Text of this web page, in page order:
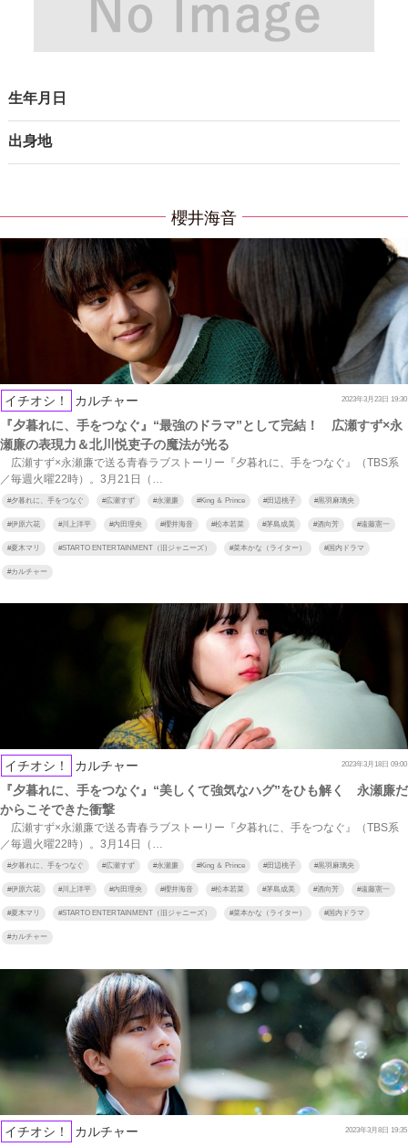
生年月日
出身地
櫻井海音
イチオシ！ カルチャー 2023年3月23日 19:30
『夕暮れに、手をつなぐ』“最強のドラマ”として完結！ 広瀬すず×永
瀬廉の表現力＆北川悦吏子の魔法が光る
広瀬すず×永瀬廉で送る青春ラブストーリー『夕暮れに、手をつなぐ』（TBS系
／毎週火曜22時）。3月21日（…
#夕暮れに、手をつなぐ #広瀬すず #永瀬廉 #King ＆ Prince #田辺桃子 #黒羽麻璃央
#伊原六花 #川上洋平 #内田理央 #櫻井海音 #松本若菜 #茅島成美 #酒向芳 #遠藤憲一
#夏木マリ #STARTO ENTERTAINMENT（旧ジャニーズ） #菜本かな（ライター） #国内ドラマ
#カルチャー
イチオシ！ カルチャー 2023年3月18日 09:00
『夕暮れに、手をつなぐ』“美しくて強気なハグ”をひも解く 永瀬廉だ
からこそできた衝撃
広瀬すず×永瀬廉で送る青春ラブストーリー『夕暮れに、手をつなぐ』（TBS系
／毎週火曜22時）。3月14日（…
#夕暮れに、手をつなぐ #広瀬すず #永瀬廉 #King ＆ Prince #田辺桃子 #黒羽麻璃央
#伊原六花 #川上洋平 #内田理央 #櫻井海音 #松本若菜 #茅島成美 #酒向芳 #遠藤憲一
#夏木マリ #STARTO ENTERTAINMENT（旧ジャニーズ） #菜本かな（ライター） #国内ドラマ
#カルチャー
イチオシ！ カルチャー 2023年3月8日 19:35